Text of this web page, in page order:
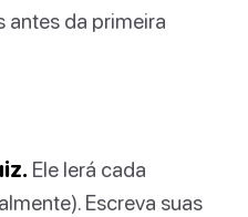
antes da primeira
Ele lerá cada
Escreva suas